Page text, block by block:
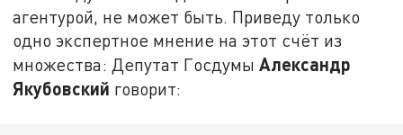
агентурой, не может быть. Приведу только
одно экспертное мнение на этот счёт из
множества: Депутат ГосдумыАлександр
Якубовский говорит: